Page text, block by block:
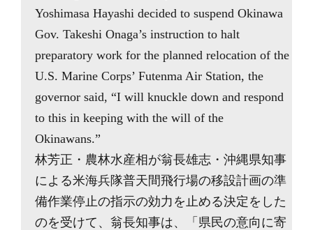
Yoshimasa Hayashi decided to suspend Okinawa
Gov. Takeshi Onaga’s instruction to halt
preparatory work for the planned relocation of the
U.S. Marine Corps’ Futenma Air Station, the
governor said, “I will knuckle down and respond
to this in keeping with the will of the
Okinawans.”
林芳正・農林水産相が翁長雄志・沖縄県知事
による米海兵隊普天間飛行場の移設計画の準
備作業停止の指示の効力を止める決定をした
のを受けて、翁長知事は、「県民の意向に寄